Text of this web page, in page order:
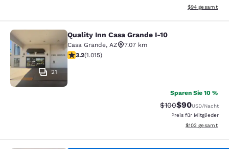
Geschätzte
$94 gesamt
Quality Inn Casa Grande I-10
21
Quality Inn Casa Grande I-10
Casa Grande, AZ
7.07 km
3.24-Sterne-Bewertung. Gut. 1015 Bewertungen
3.2(1.015)
Sparen Sie 10 %
Durchgestrichener
$100Vergünstigter
$90USD/Nacht
Preis für Mitglieder
Geschätzte
$102 gesamt